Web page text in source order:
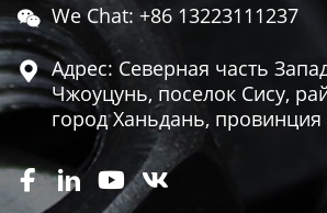
 We Chat: +86 13223111237
 Адрес: Северная часть
Чжоуцунь, поселок Сису,
город Ханьдань, провинция
   